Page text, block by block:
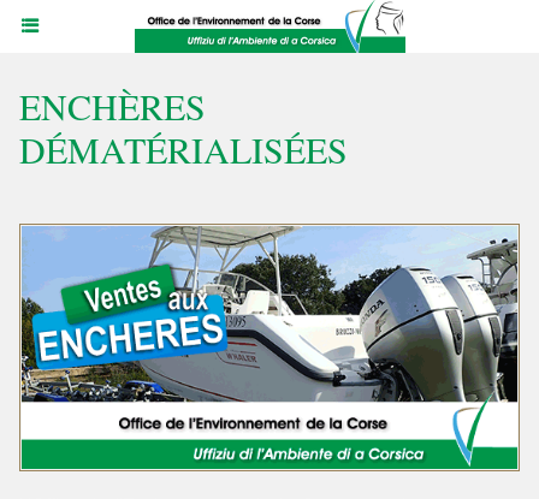
ENCHÈRES
DÉMATÉRIALISÉES